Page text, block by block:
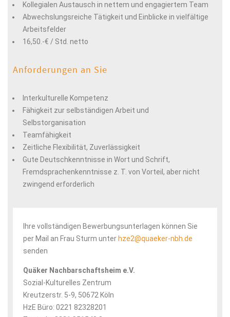
Kollegialen Austausch in nettem und engagiertem Team
Abwechslungsreiche Tätigkeit und Einblicke in vielfältige
Arbeitsfelder
16,50.-€ / Std. netto
Anforderungen an Sie
Interkulturelle Kompetenz
Fähigkeit zur selbständigen Arbeit und
Selbstorganisation
Teamfähigkeit
Zeitliche Flexibilität, Zuverlässigkeit
Gute Deutschkenntnisse in Wort und Schrift,
Fremdsprachenkenntnisse z. T. von Vorteil, aber nicht
zwingend erforderlich
Ihre vollständigen Bewerbungsunterlagen können Sie
per Mail an Frau Sturm unter hze2@quaeker-nbh.de
senden
Quäker Nachbarschaftsheim e.V.
Sozial-Kulturelles Zentrum
Kreutzerstr. 5-9, 50672 Köln
HzE Büro: 0221 82328201